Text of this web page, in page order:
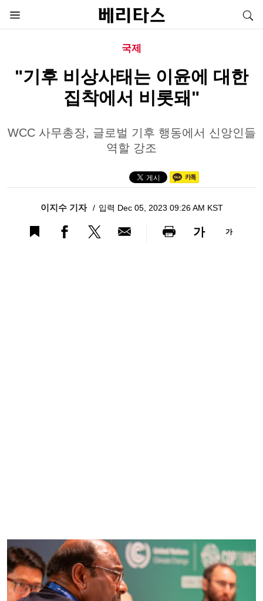
국제
"기후 비상사태는 이윤에 대한
집착에서 비롯돼"
WCC 사무총장, 글로벌 기후 행동에서 신앙인들
역할 강조
이지수 기자 입력 Dec 05, 2023 09:26 AM KST
가 가